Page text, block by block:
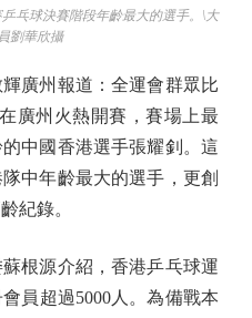
球決賽階段年齡最大的選手。\大
劉華欣攝
州報道：全運會群眾比
廣州火熱開賽，賽場上最
中國香港選手張耀釗。這
中年齡最大的選手，更創
紀錄。
源介紹，香港乒乓球運
員超過5000人。為備戰本